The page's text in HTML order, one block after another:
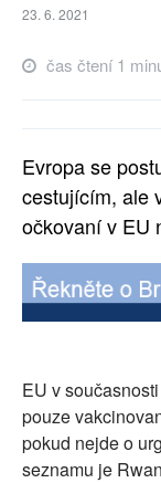
23. 6. 2021
čas čtení 1
Evropa se
cestujícím, ale
očkovaní v EU
EU v
pouze
pokud nejde o
seznamu je